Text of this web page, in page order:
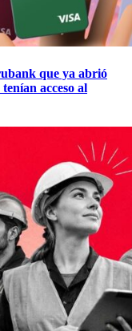
que ya abrió
acceso al